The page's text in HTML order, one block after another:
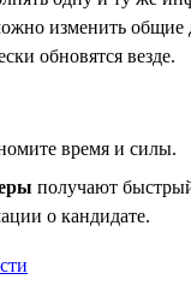
изменить общие
обновятся везде.
время и силы.
получают
о кандидате.